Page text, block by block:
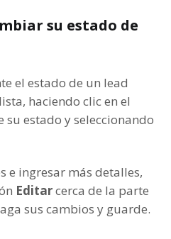
su estado de
el estado de un lead
haciendo clic en el
estado y seleccionando
e ingresar más detalles,
Editarcerca de la parte
sus cambios y guarde.